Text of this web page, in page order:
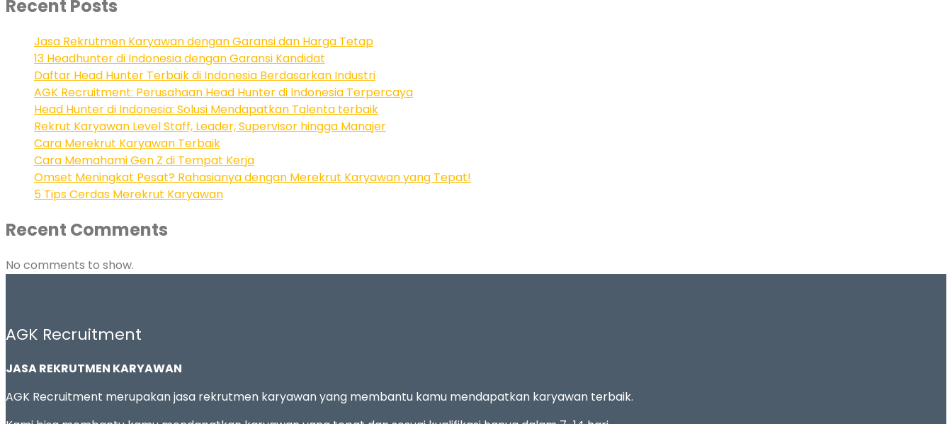
Recent Posts
Jasa Rekrutmen Karyawan dengan Garansi dan Harga Tetap
13 Headhunter di Indonesia dengan Garansi Kandidat
Daftar Head Hunter Terbaik di Indonesia Berdasarkan Industri
AGK Recruitment: Perusahaan Head Hunter di Indonesia Terpercaya
Head Hunter di Indonesia: Solusi Mendapatkan Talenta terbaik
Rekrut Karyawan Level Staff, Leader, Supervisor hingga Manajer
Cara Merekrut Karyawan Terbaik
Cara Memahami Gen Z di Tempat Kerja
Omset Meningkat Pesat? Rahasianya dengan Merekrut Karyawan yang Tepat!
5 Tips Cerdas Merekrut Karyawan
Recent Comments
No comments to show.
AGK Recruitment
JASA REKRUTMEN KARYAWAN
AGK Recruitment merupakan jasa rekrutmen karyawan yang membantu kamu mendapatkan karyawan terbaik.